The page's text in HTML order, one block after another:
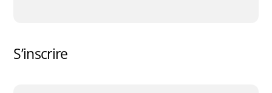
S’inscrire